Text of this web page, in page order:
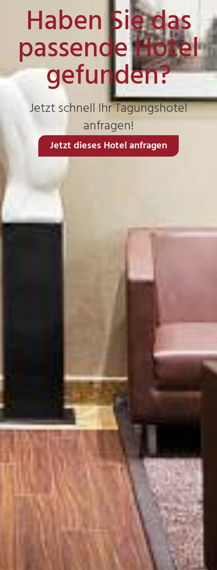
Haben Sie das
passende Hotel
gefunden?
Jetzt schnell Ihr Tagungshotel
anfragen!
Jetzt dieses Hotel anfragen